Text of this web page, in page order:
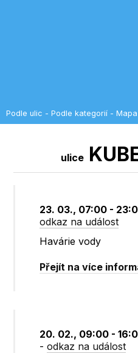
Podle ulic - Podle kategorií - Mapa
ulice
23. 03., 07:00 -
odkaz na událost
Havárie vody
Přejít na více
20. 02., 09:00 -
-odkaz na událost